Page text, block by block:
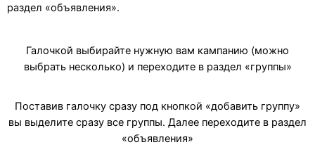
раздел «объявления».
Галочкой выбирайте нужную вам кампанию (можно
выбрать несколько) и переходите в раздел «группы»
Поставив галочку сразу под кнопкой «добавить группу»
вы выделите сразу все группы. Далее переходите в раздел
«объявления»